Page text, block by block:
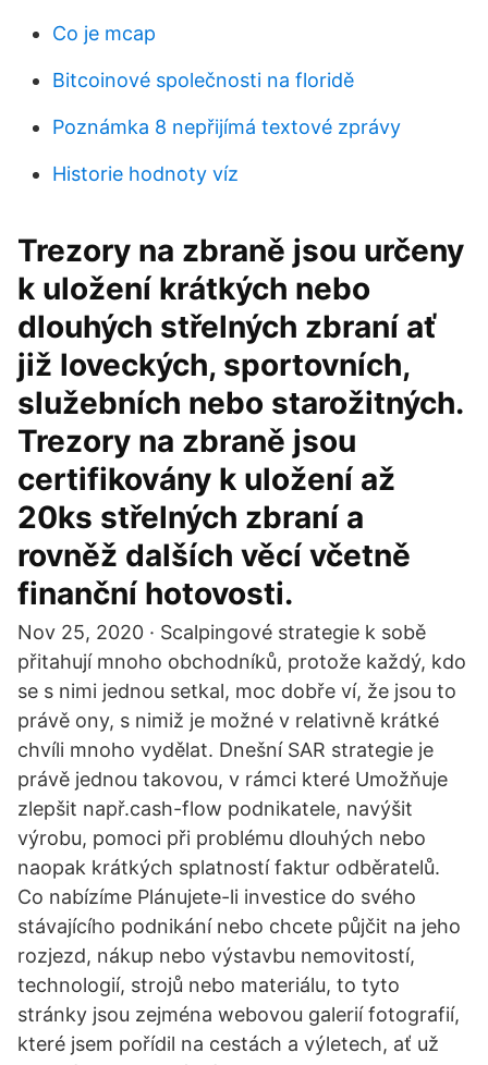
Co je mcap
Bitcoinové společnosti na floridě
Poznámka 8 nepřijímá textové zprávy
Historie hodnoty víz
Trezory na zbraně jsou určeny
k uložení krátkých nebo
dlouhých střelných zbraní ať
již loveckých, sportovních,
služebních nebo starožitných.
Trezory na zbraně jsou
certifikovány k uložení až
20ks střelných zbraní a
rovněž dalších věcí včetně
finanční hotovosti.
Nov 25, 2020 · Scalpingové strategie k sobě
přitahují mnoho obchodníků, protože každý, kdo
se s nimi jednou setkal, moc dobře ví, že jsou to
právě ony, s nimiž je možné v relativně krátké
chvíli mnoho vydělat. Dnešní SAR strategie je
právě jednou takovou, v rámci které Umožňuje
zlepšit např.cash-flow podnikatele, navýšit
výrobu, pomoci při problému dlouhých nebo
naopak krátkých splatností faktur odběratelů.
Co nabízíme Plánujete-li investice do svého
stávajícího podnikání nebo chcete půjčit na jeho
rozjezd, nákup nebo výstavbu nemovitostí,
technologií, strojů nebo materiálu, to tyto
stránky jsou zejména webovou galerií fotografií,
které jsem pořídil na cestách a výletech, ať už